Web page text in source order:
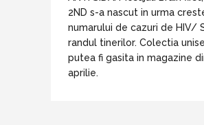
2ND s-a nascut in urma
numarului de cazuri de HIV/
randul tinerilor. Colectia
putea fi gasita in magazine
aprilie.